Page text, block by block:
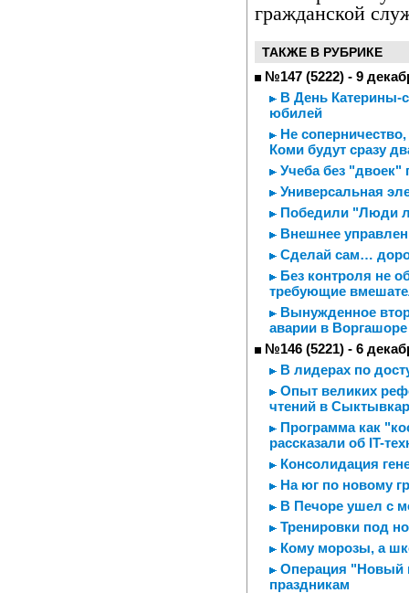
гражданской
ТАКЖЕ В РУБРИКЕ
№147 (5222) - 9
В День Катерины-
юбилей
Не
Коми будут сразу
Учеба без "двоек"
Универсальная
Победили "Люди
Внешнее
Сделай сам…
Без контроля не
требующие
Вынужденное
аварии в
№146 (5221) - 6
В лидерах по
Опыт великих
чтений в
Программа как
рассказали об IT-
Консолидация
На юг по новому
В Печоре ушел с
Тренировки под
Кому морозы, а
Операция "Новый
праздникам